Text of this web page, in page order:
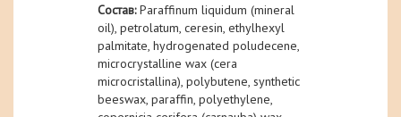
Состав:Paraffinum liquidum (mineral
oil), petrolatum, ceresin, ethylhexyl
palmitate, hydrogenated poludecene,
microcrystalline wax (cera
microcristallina), polybutene, synthetic
beeswax, paraffin, polyethylene,